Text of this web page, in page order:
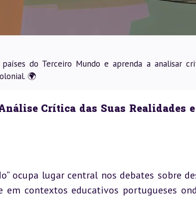
do Terceiro Mundo e aprenda a analisar
🌍
Crítica das Suas Realidades
ocupa lugar central nos debates sobre
em contextos educativos portugueses